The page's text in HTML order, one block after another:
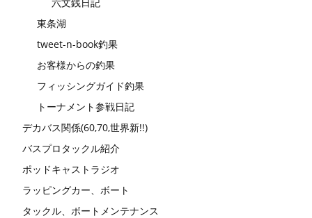
東条湖
tweet-n-book釣果
お客様からの釣果
フィッシングガイド釣果
トーナメント参戦日記
デカバス関係(60,70,世界新!!)
バスプロタックル紹介
ポッドキャストラジオ
ラッピングカー、ボート
タックル、ボートメンテナンス